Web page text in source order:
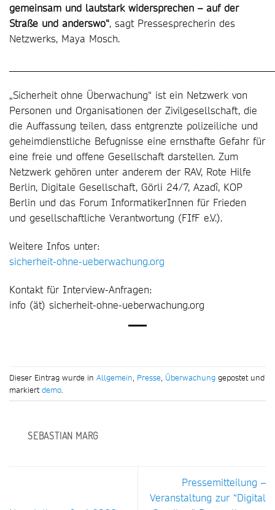
gemeinsam und lautstark widersprechen – auf der
Straße und anderswo“, sagt Pressesprecherin des
Netzwerks, Maya Mosch.
„Sicherheit ohne Überwachung“ ist ein Netzwerk von
Personen und Organisationen der Zivilgesellschaft, die
die Auffassung teilen, dass entgrenzte polizeiliche und
geheimdienstliche Befugnisse eine ernsthafte Gefahr für
eine freie und offene Gesellschaft darstellen. Zum
Netzwerk gehören unter anderem der RAV, Rote Hilfe
Berlin, Digitale Gesellschaft, Görli 24/7, Azadî, KOP
Berlin und das Forum InformatikerInnen für Frieden
und gesellschaftliche Verantwortung (FIfF e.V.).
Weitere Infos unter:
sicherheit-ohne-ueberwachung.org
Kontakt für Interview-Anfragen:
info (ät) sicherheit-ohne-ueberwachung.org
Dieser Eintrag wurde in Allgemein, Presse, Überwachung gepostet und
markiertdemo.
SEBASTIAN MARG
Pressemitteilung –
Veranstaltung zur “Digital